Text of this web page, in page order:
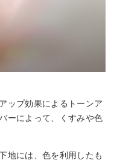
ップ効果によるトーンア
ーによって、くすみや色
地には、色を利用したも